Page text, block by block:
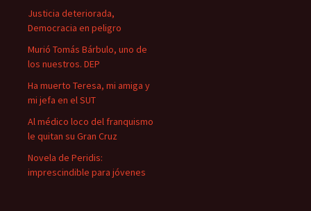
Justicia deteriorada,
Democracia en peligro
Murió Tomás Bárbulo, uno de
los nuestros. DEP
Ha muerto Teresa, mi amiga y
mi jefa en el SUT
Al médico loco del franquismo
le quitan su Gran Cruz
Novela de Peridis:
imprescindible para jóvenes